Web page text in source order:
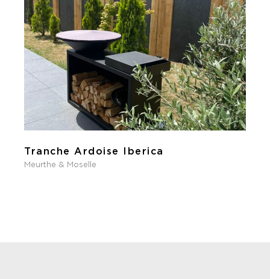
Tranche Ardoise Iberica
Meurthe & Moselle